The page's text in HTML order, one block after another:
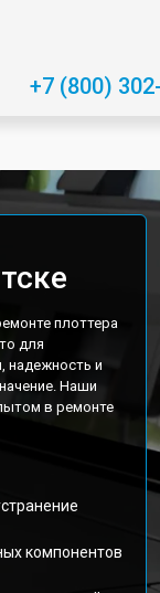
+7 (800)
плоттера
для
надежность и
Наши
в ремонте
компонентов